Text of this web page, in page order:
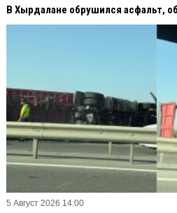
В Хырдалане обрушился асфальт,
5 Август 2026 14:00